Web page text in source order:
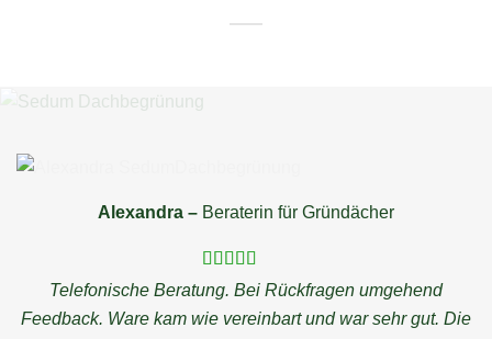
Alexandra – Beraterin für Gründächer
Telefonische Beratung. Bei Rückfragen umgehend
Feedback. Ware kam wie vereinbart und war sehr gut. Die